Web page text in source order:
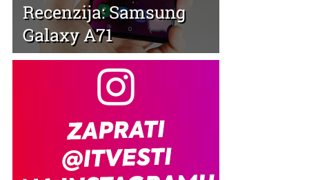
Recenzija: Samsung
Galaxy A71